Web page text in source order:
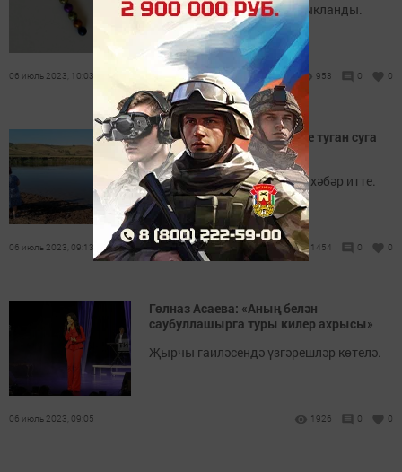
Аның эчәгендә 7 тишек ачыкланды.
06 июль 2023, 10:03 953 0 0
Татарстанда 18 яшьлек ике туган суга
батып үлде
Фаҗига турында балыкчы хәбәр итте.
06 июль 2023, 09:13 1454 0 0
Гөлназ Асаева: «Аның белән
саубуллашырга туры килер ахрысы»
Җырчы гаиләсендә үзгәрешләр көтелә.
06 июль 2023, 09:05 1926 0 0